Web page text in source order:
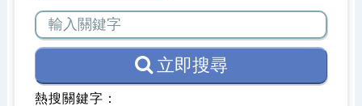
立即搜尋
熱搜關鍵字：